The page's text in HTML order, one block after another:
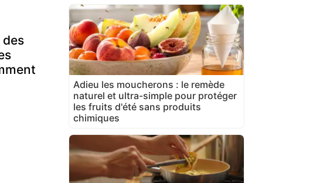
Adieu les moucherons : le remède
naturel et ultra-simple pour protéger
les fruits d'été sans produits
chimiques